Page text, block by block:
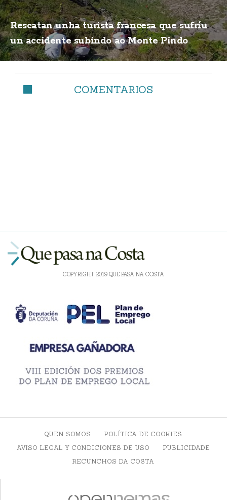
Rescatan unha turista francesa que sufríu
un accidente subindo ao Monte Pindo
COMENTARIOS
COPYRIGHT 2019 QUE PASA NA COSTA
QUEN SOMOS
POLÍTICA DE COOKIES
AVISO LEGAL Y CONDICIONES DE USO
PUBLICIDADE
RECUNCHOS DA COSTA